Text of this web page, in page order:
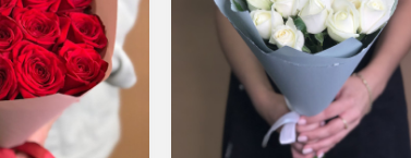
Сухоцветы
Фрезия
Эустома